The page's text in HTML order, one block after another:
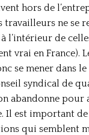
hors de
travailleurs ne se
l’intérieur de
vrai en France).
se mener dans
syndical de
abandonne pour
Il est important
qui semblent